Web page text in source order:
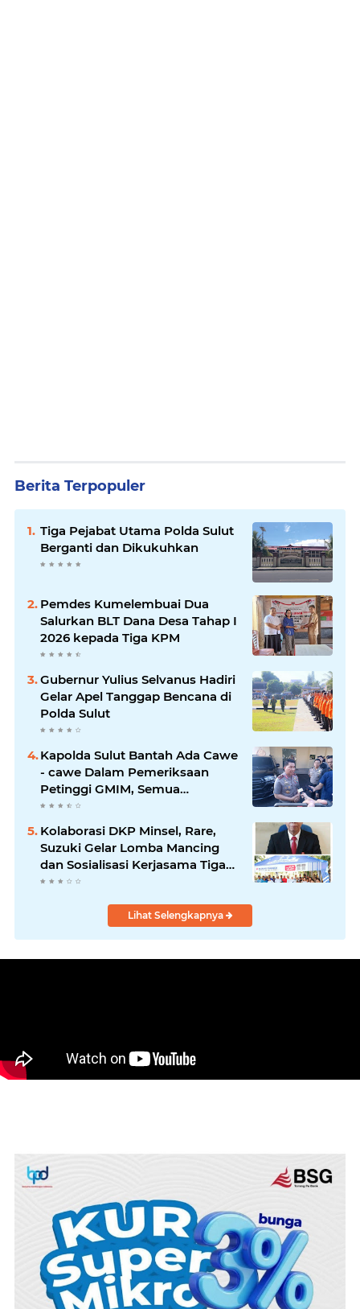
Berita Terpopuler
Tiga Pejabat Utama Polda Sulut
Berganti dan Dikukuhkan
Pemdes Kumelembuai Dua
Salurkan BLT Dana Desa Tahap I
2026 kepada Tiga KPM
Gubernur Yulius Selvanus Hadiri
Gelar Apel Tanggap Bencana di
Polda Sulut
Kapolda Sulut Bantah Ada Cawe
- cawe Dalam Pemeriksaan
Petinggi GMIM, Semua
Berdasarkan Laporan
Kolaborasi DKP Minsel, Rare,
Suzuki Gelar Lomba Mancing
dan Sosialisasi Kerjasama Tiga
Kegiatan Utama
Lihat Selengkapnya